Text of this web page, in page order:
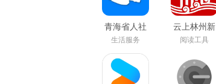
青海省人社
通认证app
手机版下载
最新版
生活服务
云上林州新
闻客户端下
载安卓版
阅读工具